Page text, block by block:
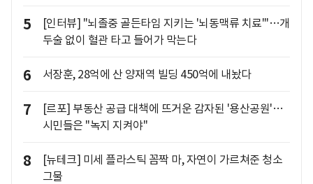
5
[인터뷰] "뇌졸중 골든타임 지키는 '뇌동맥류 치료'"…개
두술 없이 혈관 타고 들어가 막는다
6 서장훈, 28억에 산 양재역 빌딩 450억에 내놨다
7
[르포] 부동산 공급 대책에 뜨거운 감자된 '용산공원'…
시민들은 "녹지 지켜야"
8
[뉴테크] 미세 플라스틱 꼼짝 마, 자연이 가르쳐준 청소
그물